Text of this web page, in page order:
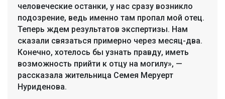
человеческие останки, у нас сразу возникло
подозрение, ведь именно там пропал мой отец.
Теперь ждем результатов экспертизы. Нам
сказали связаться примерно через месяц-два.
Конечно, хотелось бы узнать правду, иметь
возможность прийти к отцу на могилу», —
рассказала жительница Семея Меруерт
Нуриденова.